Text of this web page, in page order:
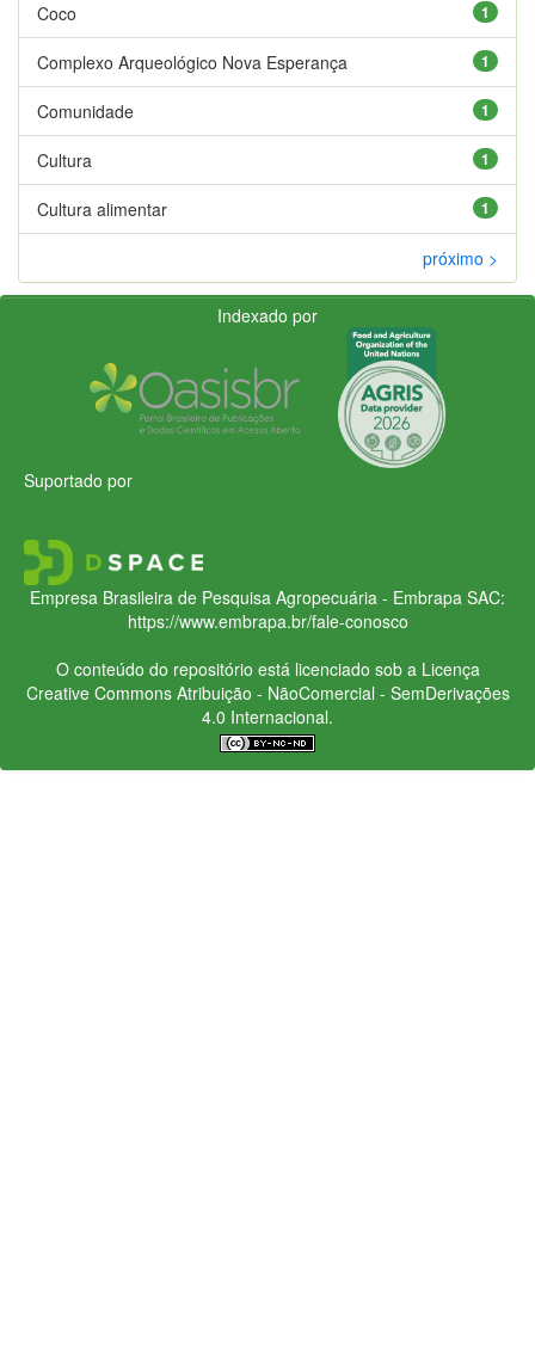
1
Coco
1
Complexo Arqueológico Nova Esperança
1
Comunidade
1
Cultura
1
Cultura alimentar
próximo >
Indexado por
Suportado por
Empresa Brasileira de Pesquisa Agropecuária - Embrapa SAC:
https://www.embrapa.br/fale-conosco
O conteúdo do repositório está licenciado sob a Licença
Creative CommonsAtribuição - NãoComercial - SemDerivações
4.0 Internacional.